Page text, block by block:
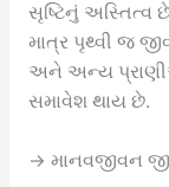
સૃષ્ટિનું અસ્તિત્વ
માત્ર પૃથ્વી જ
અને અન્ય
સમાવેશ થાય છે.
→ માનવજીવન